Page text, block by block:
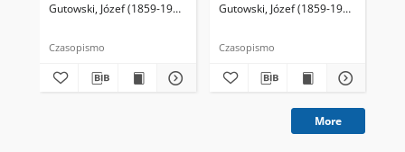
Gutowski, Józef (1859-1916). Redaktor
Czasopismo
Gutowski, Józef (1859-1916).
Czasopismo
More